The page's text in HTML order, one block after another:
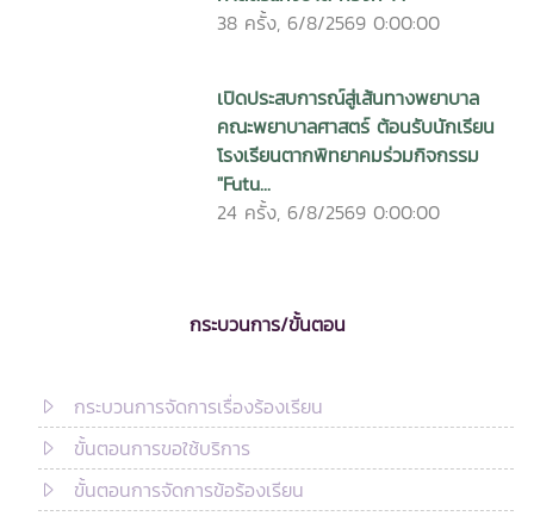
38 ครั้ง, 6/8/2569 0:00:00
เปิดประสบการณ์สู่เส้นทางพยาบาล
คณะพยาบาลศาสตร์ ต้อนรับนักเรียน
โรงเรียนตากพิทยาคมร่วมกิจกรรม
"Futu...
24 ครั้ง, 6/8/2569 0:00:00
กระบวนการ/ขั้นตอน
กระบวนการจัดการเรื่องร้องเรียน
ขั้นตอนการขอใช้บริการ
ขั้นตอนการจัดการข้อร้องเรียน